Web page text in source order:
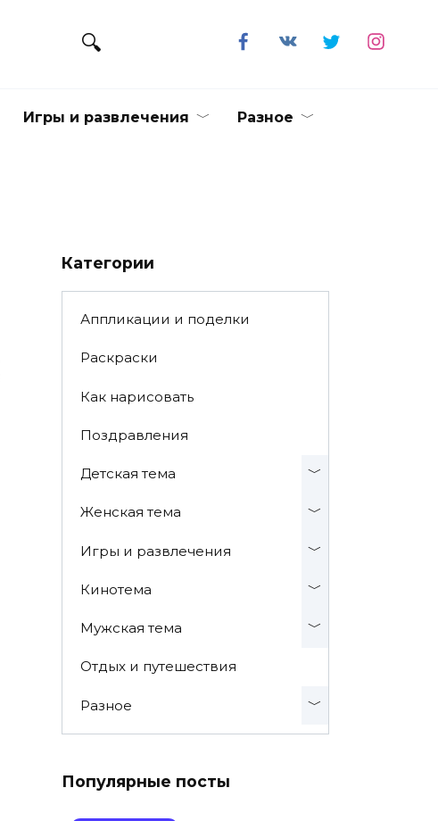
Игры и развлечения Разное
Категории
Аппликации и поделки
Раскраски
Как нарисовать
Поздравления
Детская тема
Женская тема
Игры и развлечения
Кинотема
Мужская тема
Отдых и путешествия
Разное
Популярные посты